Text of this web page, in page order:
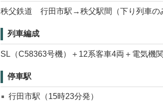
秩父鉄道 行田市駅→秩父駅間（下り列車の
列車編成
SL（C58363号機）＋12系客車4両＋電気機
停車駅
行田市駅（15時23分発）